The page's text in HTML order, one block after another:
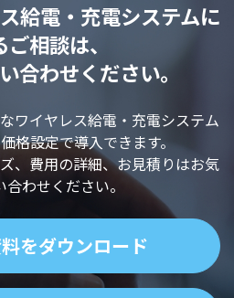
給電・充電システムに
相談は、
合わせください。
ワイヤレス給電・充電システム
格設定で導入できます。
、費用の詳細、お見積りはお気
わせください。
をダウンロード